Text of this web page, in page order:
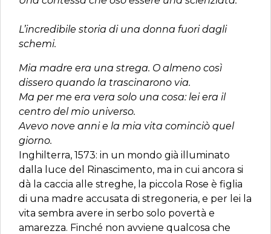
L’incredibile storia di una donna fuori dagli
schemi.
Mia madre era una strega. O almeno così
dissero quando la trascinarono via.
Ma per me era vera solo una cosa: lei era il
centro del mio universo.
Avevo nove anni e la mia vita cominciò quel
giorno.
Inghilterra, 1573: in un mondo già illuminato
dalla luce del Rinascimento, ma in cui ancora si
dà la caccia alle streghe, la piccola Rose è figlia
di una madre accusata di stregoneria, e per lei la
vita sembra avere in serbo solo povertà e
amarezza. Finché non avviene qualcosa che